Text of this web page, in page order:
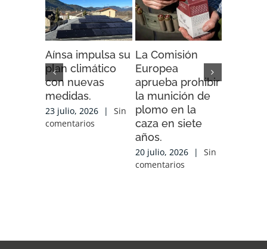
Aínsa impulsa su
plan climático
con nuevas
medidas.
23 julio, 2026 |
Sin
comentarios
La Comisión
Europea
aprueba prohibir
la munición de
plomo en la
caza en siete
años.
20 julio, 2026 |
Sin
comentarios